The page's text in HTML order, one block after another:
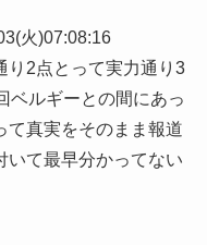
火)07:08:16
り2点とって実力通り3
ベルギーとの間にあっ
て真実をそのまま報道
いて最早分かってない